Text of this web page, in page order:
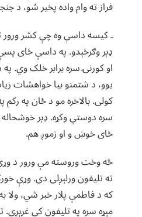
فراز ته وام واده پخیر شو، د
ـ کیسه داسې وه چې کشر ورور
ډېر وګرځېدو. په داسې ځای
او کورنۍ سره برابر خلک
یوو، د شتمنو بیا خواهشات
کولی. بالاخره مو د ځان په
سره دوستي وکړه. ډېر
ځای خوښ و او زموږ هم.
څه وخت وروسته مې ورور د
ته تلیفون ورلېږلی دی. وړې
که د فاطمې پلار خبر شي، ولا
مېړه سره په تلیفون کې